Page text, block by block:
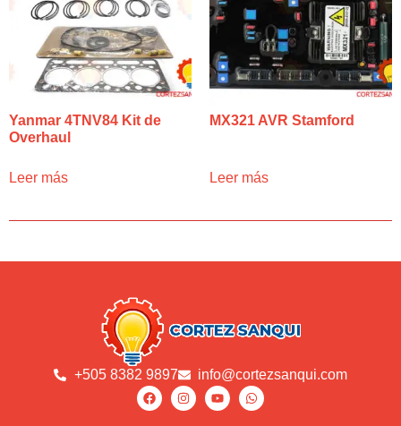
Yanmar 4TNV84 Kit de
Overhaul
Leer más
MX321 AVR Stamford
Leer más
+505 8382 9897 info@cortezsanqui.com